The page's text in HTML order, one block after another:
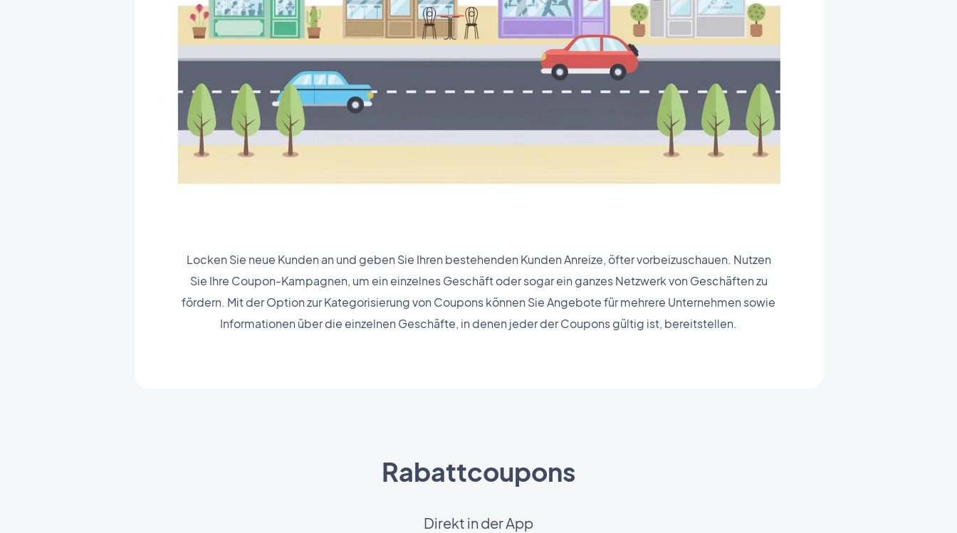
Locken Sie neue Kunden an und geben Sie Ihren bestehenden Kunden Anreize, öfter vorbeizuschauen. Nutzen
Sie Ihre Coupon-Kampagnen, um ein einzelnes Geschäft oder sogar ein ganzes Netzwerk von Geschäften zu
fördern. Mit der Option zur Kategorisierung von Coupons können Sie Angebote für mehrere Unternehmen sowie
Informationen über die einzelnen Geschäfte, in denen jeder der Coupons gültig ist, bereitstellen.
Rabattcoupons
Direkt in der App